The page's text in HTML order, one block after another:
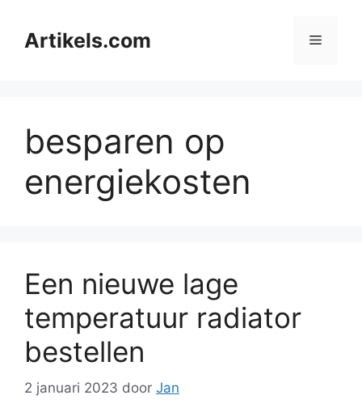
Artikels.com Menu
besparen op
energiekosten
Een nieuwe lage
temperatuur radiator
bestellen
2 januari 2023 door Jan